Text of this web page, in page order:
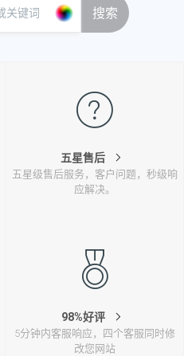
搜索
五星售后
五星级售后服务，客户问题，秒级响
应解决。
98%好评
5分钟内客服响应，四个客服同时修
改您网站